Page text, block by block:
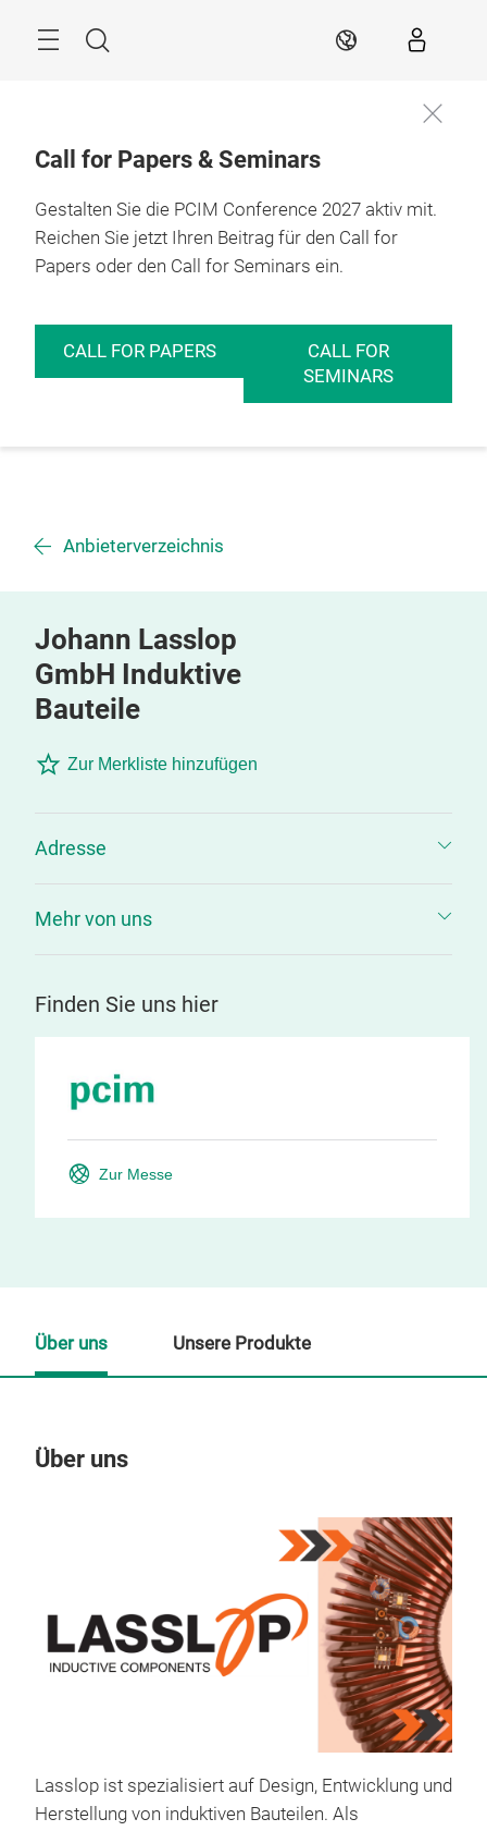
Suche DE
Call for Papers & Seminars
Gestalten Sie die PCIM Conference 2027 aktiv mit.
Reichen Sie jetzt Ihren Beitrag für den Call for
Papers oder den Call for Seminars ein.
CALL FOR PAPERS
CALL FOR
SEMINARS
Anbieterverzeichnis
Johann Lasslop
GmbH Induktive
Bauteile
Zur Merkliste hinzufügen
Adresse
Mehr von uns
Finden Sie uns hier
Zur Messe
Über uns
Lasslop ist spezialisiert auf Design, Entwicklung und
Herstellung von induktiven Bauteilen. Als
Über uns Unsere Produkte